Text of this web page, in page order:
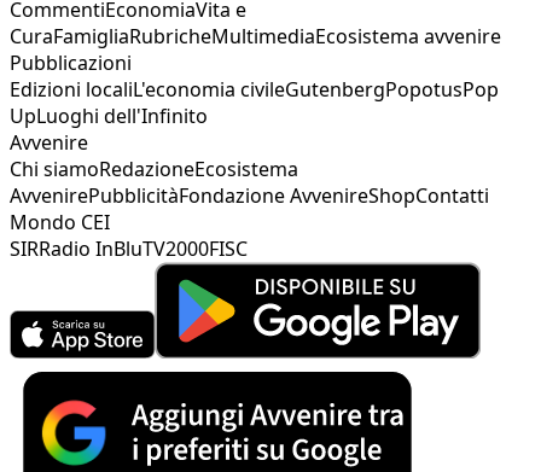
CommentiEconomiaVita e
CuraFamigliaRubricheMultimediaEcosistema avvenire
Pubblicazioni
Edizioni localiL'economia civileGutenbergPopotusPop
UpLuoghi dell'Infinito
Avvenire
Chi siamoRedazioneEcosistema
AvvenirePubblicitàFondazione AvvenireShopContatti
Mondo CEI
SIRRadio InBluTV2000FISC